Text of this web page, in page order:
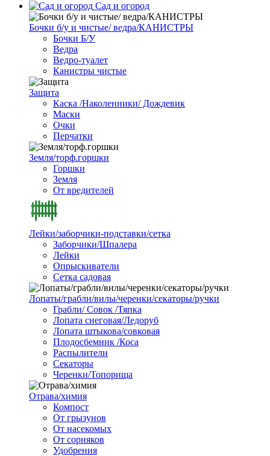
Сад и огород
Бочки б/у и чистые/ ведра/КАНИСТРЫ
Бочки Б/У
Ведра
Ведро-туалет
Канистры чистые
Защита
Каска /Наколенники/ Дождевик
Маски
Очки
Перчатки
Земля/торф.горшки
Горшки
Земля
От вредителей
Лейки/заборчики-подставки/сетка
Заборчики/Шпалера
Лейки
Опрыскиватели
Сетка садовая
Лопаты/грабли/вилы/черенки/секаторы/ручки
Грабли/ Совок /Тяпка
Лопата снеговая/Ледоруб
Лопата штыкова/совковая
Плодосбемник /Коса
Распылители
Секаторы
Черенки/Топорища
Отрава/химия
Компост
От грызунов
От насекомых
От сорняков
Удобрения